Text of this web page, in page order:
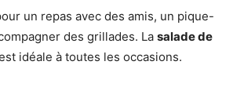
un repas avec des amis, un pique-
des grillades. La salade de
idéale à toutes les occasions.